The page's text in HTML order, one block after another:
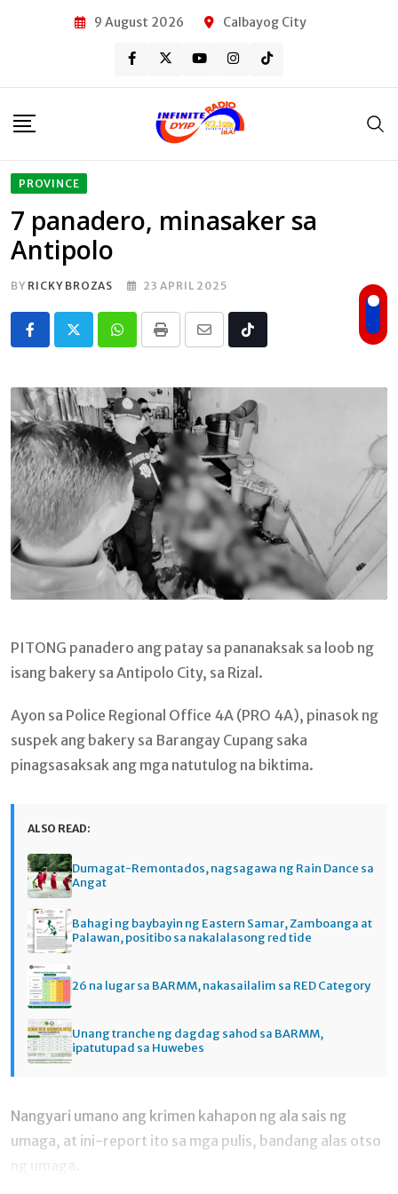
9 August 2026 Calbayog City
PROVINCE
7 panadero, minasaker sa
Antipolo
BY RICKY BROZAS 23 APRIL 2025
Whatsapp
Print
Share
Email
Tiktok
PITONG panadero ang patay sa pananaksak sa loob ng
isang bakery sa Antipolo City, sa Rizal.
Ayon sa Police Regional Office 4A (PRO 4A), pinasok ng
suspek ang bakery sa Barangay Cupang saka
pinagsasaksak ang mga natutulog na biktima.
ALSO READ:
Dumagat-Remontados, nagsagawa ng Rain Dance sa
Angat
Bahagi ng baybayin ng Eastern Samar, Zamboanga at
Palawan, positibo sa nakalalasong red tide
26 na lugar sa BARMM, nakasailalim sa RED Category
Unang tranche ng dagdag sahod sa BARMM,
ipatutupad sa Huwebes
Nangyari umano ang krimen kahapon ng ala sais ng
umaga, at ini-report ito sa mga pulis, bandang alas otso